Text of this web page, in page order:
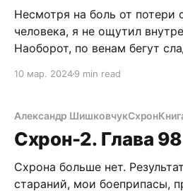
Несмотря на боль от потери
человека, я не ощутил
Наоборот, по венам бегут
оглядываться. У меня словно
мочить вражин днем и ночью,
10 мар. 20249 min read
Александр ШишковчукСхрон
Схрон-2. Глава 98
Схрона больше нет.
стараний, мои боеприпасы,